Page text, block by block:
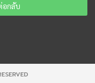
อกลับ